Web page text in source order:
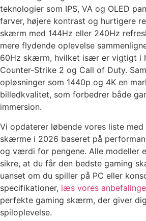
teknologier som IPS, VA og OLED
farver, højere kontrast og hurtigere
skærm med 144Hz eller 240Hz
mere flydende oplevelse
60Hz skærm, hvilket især er vigtigt i
Counter-Strike 2 og Call of Duty.
opløsninger som 1440p og 4K en
billedkvalitet, som forbedrer både
immersion.
Vi opdaterer løbende vores liste
skærme i 2026 baseret på
og værdi for pengene. Alle modeller
sikre, at du får den bedste gaming
uanset om du spiller på PC eller
specifikationer, læs vores
perfekte gaming skærm, der giver
spiloplevelse.